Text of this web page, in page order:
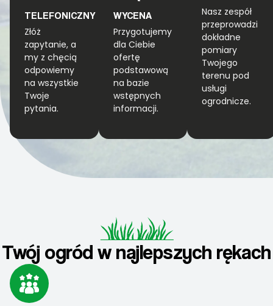
TELEFONICZNY
Złóż
zapytanie, a
my z chęcią
odpowiemy
na wszystkie
Twoje
pytania.
WYCENA
Przygotujemy
dla Ciebie
ofertę
podstawową
na bazie
wstępnych
informacji.
Nasz zespół
przeprowadzi
dokładne
pomiary
Twojego
terenu pod
usługi
ogrodnicze.
Twój ogród w najlepszych rękach